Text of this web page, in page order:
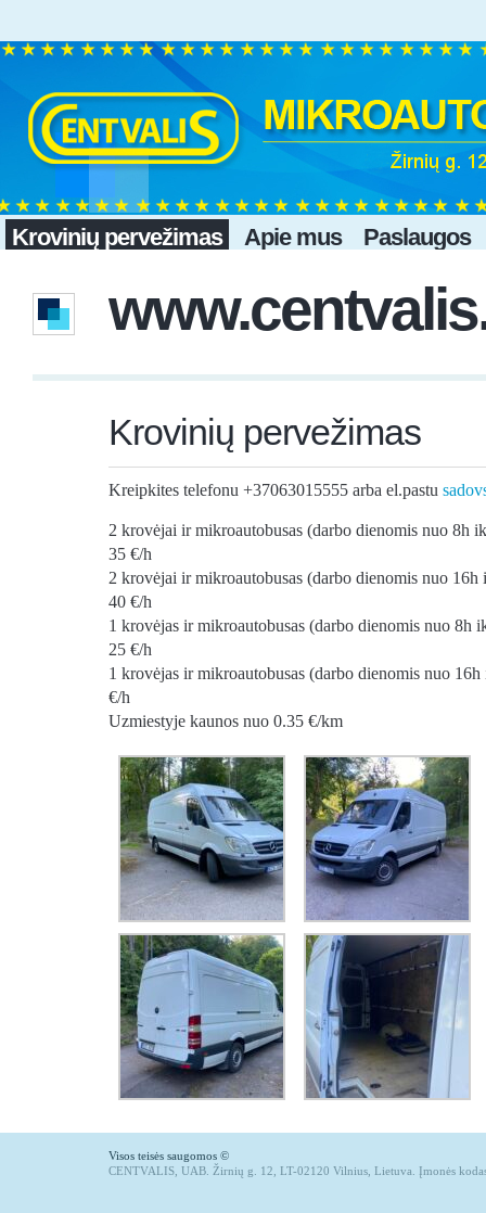
Krovinių pervežimas Apie mus Paslaugos
Krovinių pervežimas
Kreipkites telefonu +37063015555 arba el.pastu
2 krovėjai ir mikroautobusas (darbo dienomis nuo 8h
35 €/h
2 krovėjai ir mikroautobusas (darbo dienomis nuo 16h
40 €/h
1 krovėjas ir mikroautobusas (darbo dienomis nuo 8h
25 €/h
1 krovėjas ir mikroautobusas (darbo dienomis nuo
€/h
Uzmiestyje kaunos nuo 0.35 €/km
Visos teisės saugomos ©
CENTVALIS, UAB. Žirnių g. 12, LT-02120 Vilnius, Lietuva. Įmonės